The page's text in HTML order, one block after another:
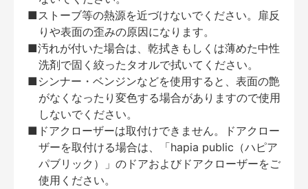
■ストーブ等の熱源を近づけないでください。扉反
りや表面の歪みの原因になります。
■汚れが付いた場合は、乾拭きもしくは薄めた中性
洗剤で固く絞ったタオルで拭いてください。
■シンナー・ベンジンなどを使用すると、表面の艶
がなくなったり変色する場合がありますので使用
しないでください。
■ドアクローザーは取付けできません。ドアクロー
ザーを取付ける場合は、「hapia public（ハピア
パブリック）」のドアおよびドアクローザーをご
使用ください。